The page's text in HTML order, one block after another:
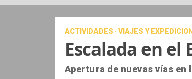
INICIO MONTAÑAS DE ARGENTINA
ACTIVIDADES · VIAJES Y
Escalada en
Apertura de nuevas vías en